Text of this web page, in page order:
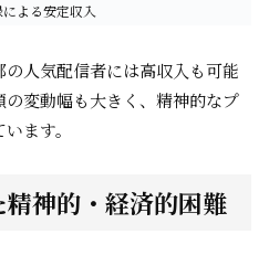
よる安定収入
人気配信者には高収入も可能
変動幅も大きく、精神的なプ
ます。
神的・経済的困難